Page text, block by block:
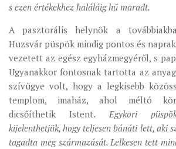
s ezen értékekhez haláláig hű maradt.
A pasztorális helynök a
Huzsvár püspök mindig pontos és
vezetett az egész egyházmegyéről, s
Ugyanakkor fontosnak tartotta az
szívügye volt, hogy a legkisebb
templom, imaház, ahol méltó
dicsőíthetik Istent. Egykori
kijelenthetjük, hogy teljesen bánáti lett, aki
tagadta meg származását. Lelkesen tett